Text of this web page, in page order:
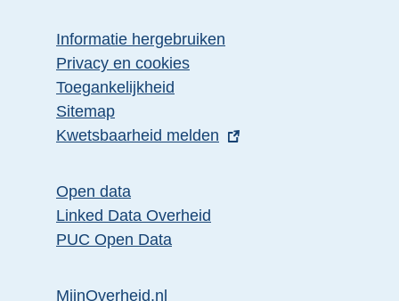
Informatie hergebruiken
Privacy en cookies
Toegankelijkheid
Sitemap
E
t
e
r
Kwetsbaarheid melden
Open data
Linked Data Overheid
PUC Open Data
MijnOverheid.nl